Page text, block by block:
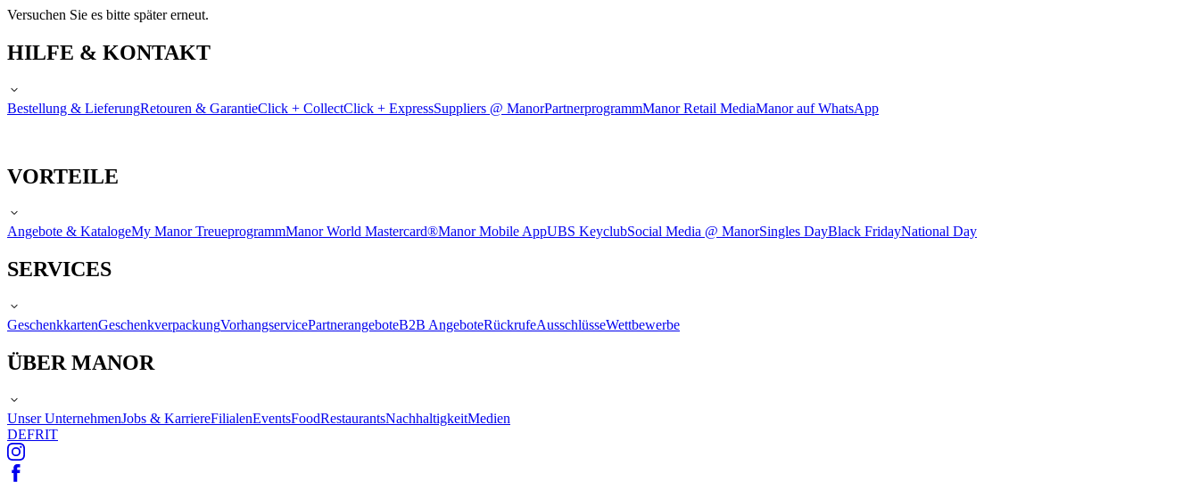
Versuchen Sie es bitte später erneut.
HILFE & KONTAKT
Bestellung & LieferungRetouren & GarantieClick + CollectClick + ExpressSuppliers @ ManorPartnerprogrammManor Retail MediaManor auf WhatsApp
VORTEILE
Angebote & KatalogeMy Manor TreueprogrammManor World Mastercard®Manor Mobile AppUBS KeyclubSocial Media @ ManorSingles DayBlack FridayNational Day
SERVICES
GeschenkkartenGeschenkverpackungVorhangservicePartnerangeboteB2B AngeboteRückrufeAusschlüsseWettbewerbe
ÜBER MANOR
Unser UnternehmenJobs & KarriereFilialenEventsFoodRestaurantsNachhaltigkeitMedien
DEFRIT